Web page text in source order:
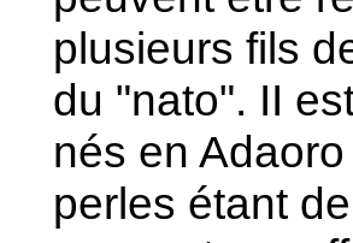
plusieurs fils
du "nato". II
nés en
perles étant